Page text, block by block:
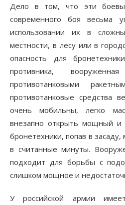
Дело в том, что эти
современного боя весьма
использовании их в
местности, в лесу или в
опасность для
противника,
противотанковыми
противотанковые средства
очень мобильны, легко
внезапно открыть мощный и
бронетехники, попав в
в считанные минуты.
подходит для борьбы с
слишком мощное и
У российской армии